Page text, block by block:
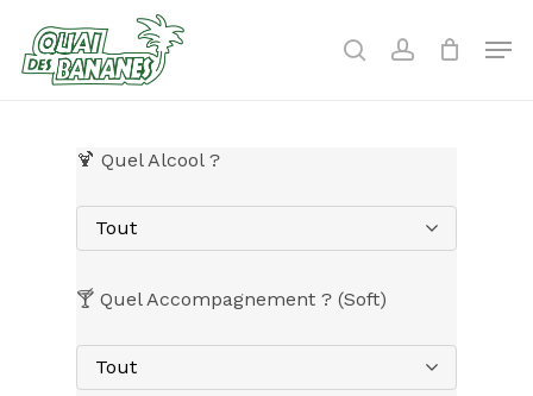
main
content
searchaccount
🍹 Quel Alcool ?
Tout
🍸 Quel Accompagnement ? (Soft)
Tout